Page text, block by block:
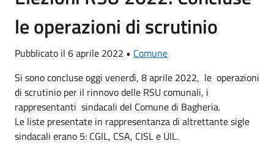
le operazioni di scrutinio
Pubblicato il 6 aprile 2022 • Comune
Si sono concluse oggi venerdì, 8 aprile 2022, le operazioni
di scrutinio per il rinnovo delle RSU comunali, i
rappresentanti sindacali del Comune di Bagheria.
Le liste presentate in rappresentanza di altrettante sigle
sindacali erano 5: CGIL, CSA, CISL e UIL.